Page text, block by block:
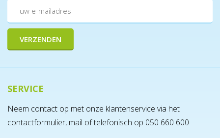
SERVICE
Neem contact op met onze klantenservice via het
contactformulier, mail of telefonisch op 050 660 600